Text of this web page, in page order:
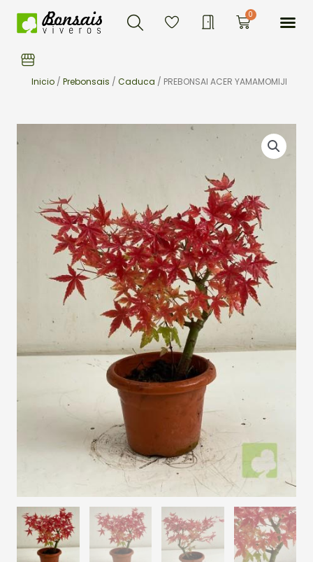
Buscar 0Carrito
Inicio / Prebonsais / Caduca / PREBONSAI ACER YAMAMOMIJI